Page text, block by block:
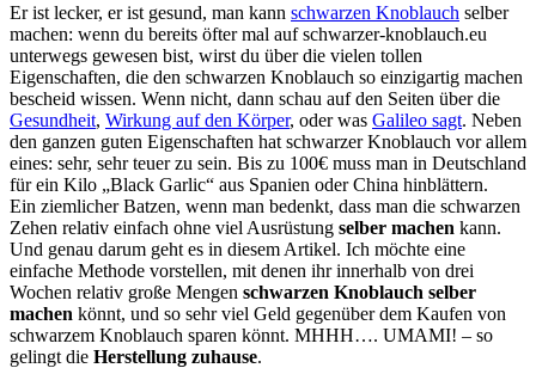
Er ist lecker, er ist gesund, man kann schwarzen Knoblauch selber
machen: wenn du bereits öfter mal auf schwarzer-knoblauch.eu
unterwegs gewesen bist, wirst du über die vielen tollen
Eigenschaften, die den schwarzen Knoblauch so einzigartig machen
bescheid wissen. Wenn nicht, dann schau auf den Seiten über die
Gesundheit, Wirkung auf den Körper, oder was Galileo sagt. Neben
den ganzen guten Eigenschaften hat schwarzer Knoblauch vor allem
eines: sehr, sehr teuer zu sein. Bis zu 100€ muss man in Deutschland
für ein Kilo „Black Garlic“ aus Spanien oder China hinblättern.
Ein ziemlicher Batzen, wenn man bedenkt, dass man die schwarzen
Zehen relativ einfach ohne viel Ausrüstung selber machen kann.
Und genau darum geht es in diesem Artikel. Ich möchte eine
einfache Methode vorstellen, mit denen ihr innerhalb von drei
Wochen relativ große Mengen schwarzen Knoblauch selber
machen könnt, und so sehr viel Geld gegenüber dem Kaufen von
schwarzem Knoblauch sparen könnt. MHHH…. UMAMI! – so
gelingt die Herstellung zuhause.